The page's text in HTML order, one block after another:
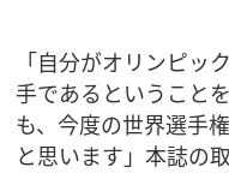
「自分がオリンピッ
手であるということ
も、今度の世界選手
と思います」本誌の